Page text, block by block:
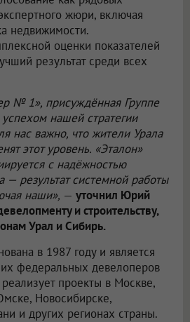
жюри, включая
недвижимости.
оценки показателей
результат среди всех
№ 1», присуждённая Группе
успехом нашей стратегии
нас важно, что жители Урала
этот уровень. «Эталон»
с надёжностью
— результат системной работы
наши», — уточнил Юрий
и строительству,
Урал и Сибирь.
в 1987 году и является
федеральных девелоперов
проекты в Москве,
Новосибирске,
и других регионах страны.